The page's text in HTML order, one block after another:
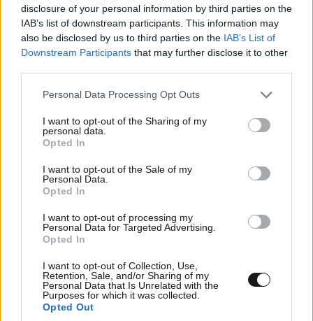
disclosure of your personal information by third parties on the
IAB’s list of downstream participants. This information may
also be disclosed by us to third parties on the IAB’s List of
Downstream Participants that may further disclose it to other
Please note that this website/app uses one or more Google
not limited to your visit or usage behaviour. You may click to
grant or deny consent to Google and its third-party tags to
use your data for below specified purposes in below Google
consent section.
Personal Data Processing Opt Outs
I want to opt-out of the Sharing of my
personal data.
Opted In
I want to opt-out of the Sale of my
Personal Data.
Opted In
I want to opt-out of processing my
Personal Data for Targeted Advertising.
Opted In
I want to opt-out of Collection, Use,
Retention, Sale, and/or Sharing of my
Personal Data that Is Unrelated with the
Purposes for which it was collected.
Opted Out
Πλοίο δέχθηκε πλήγμα από άγνωστο βλήμα
ανατολικά της Χάσαμπ του Ομάν – Ασφαλές το
πλήρωμα λένε οι Βρετανοί